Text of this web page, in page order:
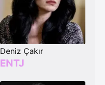
Deniz Çakır
ENTJ